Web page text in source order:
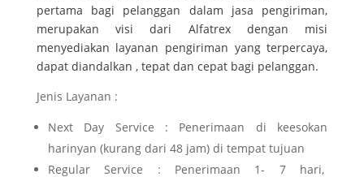
pertama bagi pelanggan dalam jasa pengiriman,
merupakan visi dari Alfatrex dengan misi
menyediakan layanan pengiriman yang terpercaya,
dapat diandalkan , tepat dan cepat bagi pelanggan.
Jenis Layanan :
Next Day Service : Penerimaan di keesokan
harinyan (kurang dari 48 jam) di tempat tujuan
Regular Service : Penerimaan 1- 7 hari,